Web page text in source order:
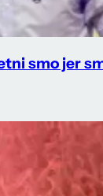
smo jer